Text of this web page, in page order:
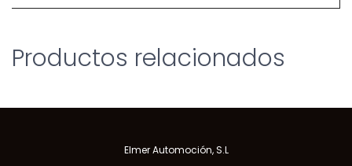
Productos relacionados
Elmer Automoción, S.L